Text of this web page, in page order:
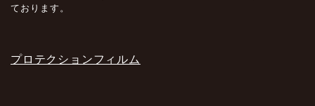
ております。
プロテクションフィルム